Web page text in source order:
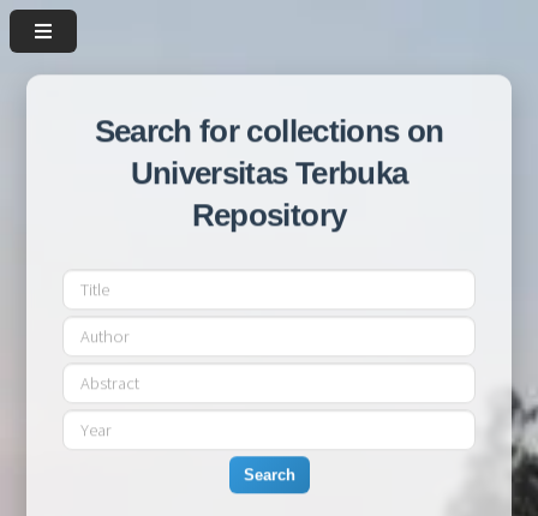
Search for collections on
Universitas Terbuka
Repository
Search